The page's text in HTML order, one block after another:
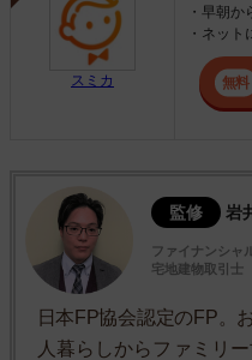
スミカ
・早朝
・ネッ
監修 岩
ファイナンシャ
宅地建物取引士
日本FP協会認定のFP。
人暮らしからファミリ